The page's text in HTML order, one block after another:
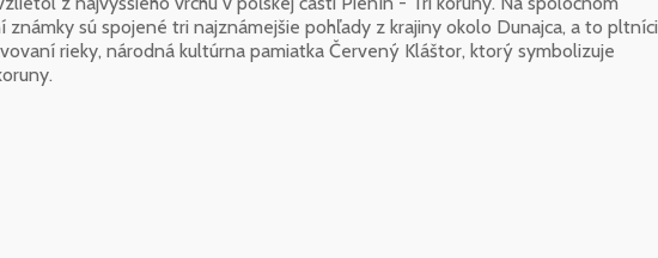
sú spojené tri najznámejšie pohľady z krajiny okolo Dunajca, a to pltníci
rieky, národná kultúrna pamiatka Červený Kláštor, ktorý symbolizuje